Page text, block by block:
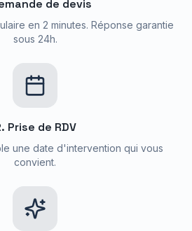
de devis
en 2 minutes. Réponse garantie
sous 24h.
Prise de RDV
une date d'intervention qui vous
convient.